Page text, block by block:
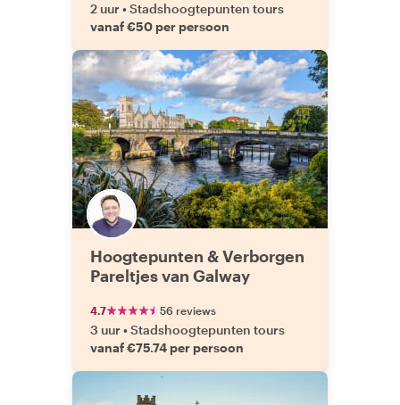
2 uur •Stadshoogtepunten tours
vanaf €50 per persoon
Hoogtepunten & Verborgen
Pareltjes van Galway
4.7 56 reviews
3 uur •Stadshoogtepunten tours
vanaf €75.74 per persoon